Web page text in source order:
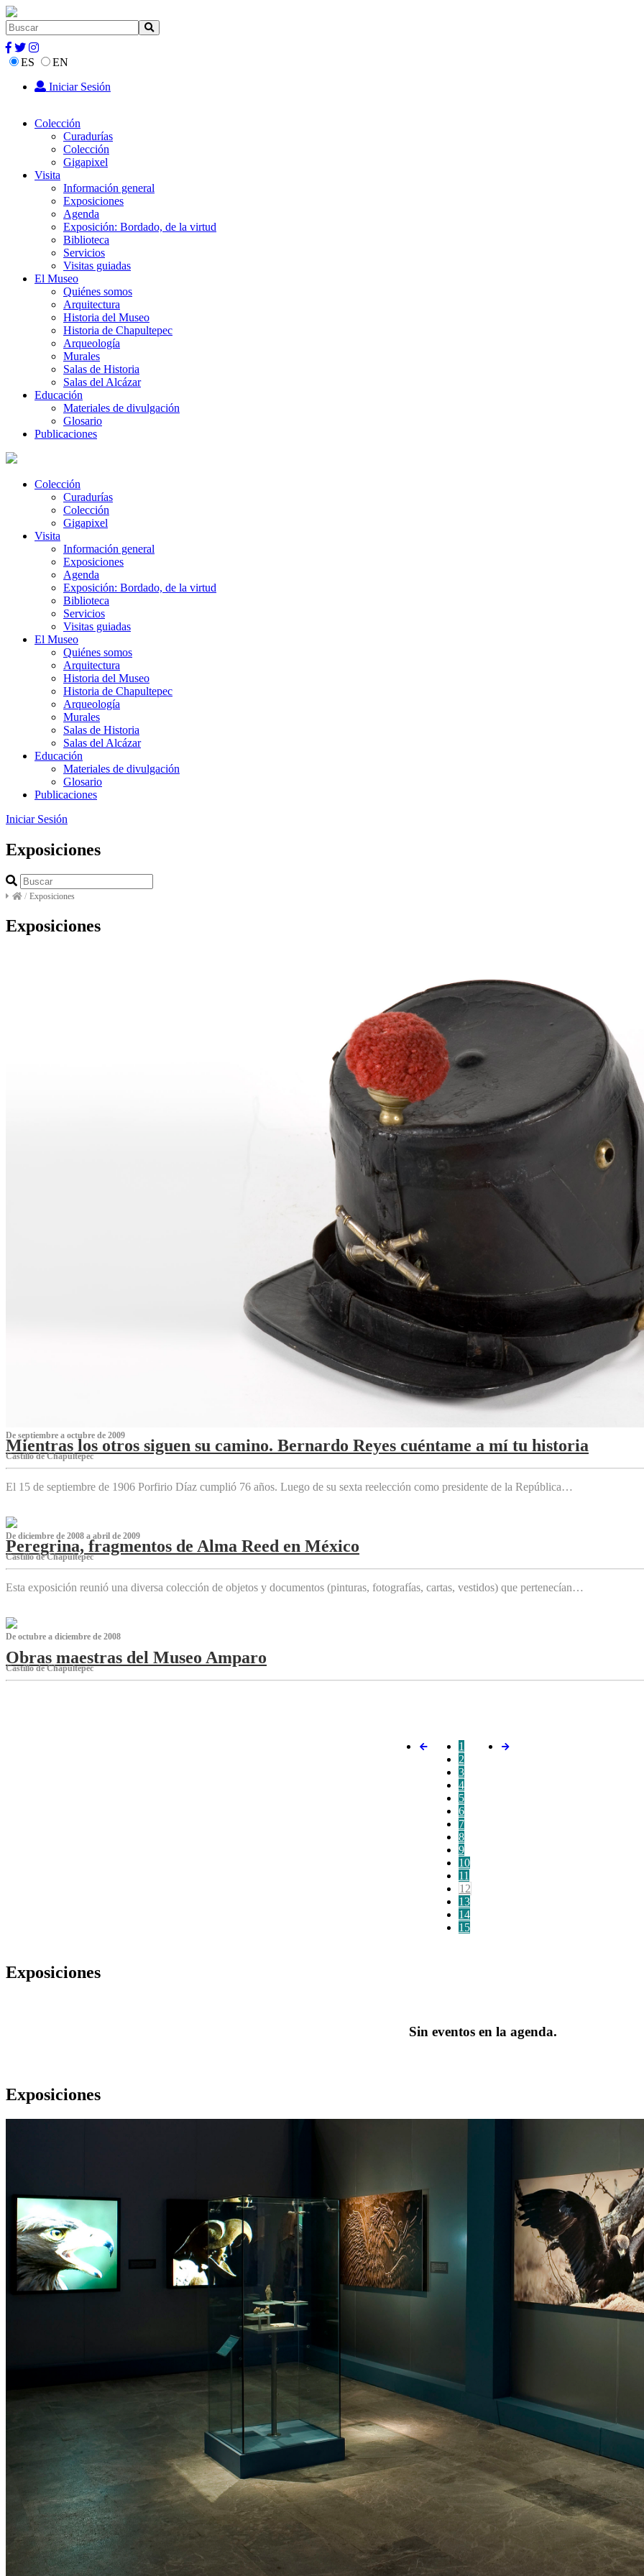
ES
EN
Iniciar Sesión
Colección
Curadurías
Colección
Gigapixel
Visita
Información general
Exposiciones
Agenda
Exposición: Bordado, de la virtud
Biblioteca
Servicios
Visitas guiadas
El Museo
Quiénes somos
Arquitectura
Historia del Museo
Historia de Chapultepec
Arqueología
Murales
Salas de Historia
Salas del Alcázar
Educación
Materiales de divulgación
Glosario
Publicaciones
Colección
Curadurías
Colección
Gigapixel
Visita
Información general
Exposiciones
Agenda
Exposición: Bordado, de la virtud
Biblioteca
Servicios
Visitas guiadas
El Museo
Quiénes somos
Arquitectura
Historia del Museo
Historia de Chapultepec
Arqueología
Murales
Salas de Historia
Salas del Alcázar
Educación
Materiales de divulgación
Glosario
Publicaciones
Iniciar Sesión
Exposiciones
/ Exposiciones
Exposiciones
De septiembre a octubre de 2009
Mientras los otros siguen su camino. Bernardo Reyes cuéntame a mí tu historia
Castillo de Chapultepec
El 15 de septiembre de 1906 Porfirio Díaz cumplió 76 años. Luego de su sexta reelección como presidente de la República…
De diciembre de 2008 a abril de 2009
Peregrina, fragmentos de Alma Reed en México
Castillo de Chapultepec
Esta exposición reunió una diversa colección de objetos y documentos (pinturas, fotografías, cartas, vestidos) que pertenecían…
De octubre a diciembre de 2008
Obras maestras del Museo Amparo
Castillo de Chapultepec
1
2
3
4
5
6
7
8
9
10
11
12
13
14
15
Exposiciones
Sin eventos en la agenda.
Exposiciones